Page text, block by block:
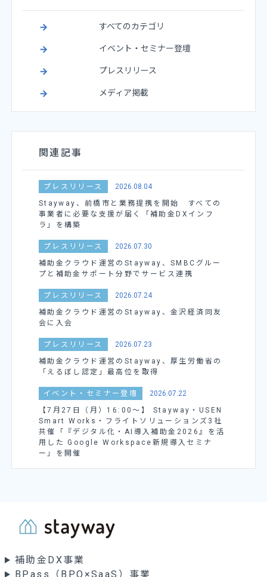
すべてのカテゴリ
イベント・セミナー登壇
プレスリリース
メディア掲載
関連記事
プレスリリース
2026.08.04
Stayway、前橋市と業務提携を開始 すべての
事業者に必要な支援が届く「補助金DXインフ
ラ」を構築
プレスリリース
2026.07.30
補助金クラウド運営のStayway、SMBCグルー
プと補助金サポート分野でサービス連携
プレスリリース
2026.07.24
補助金クラウド運営のStayway、金沢経済同友
会に入会
プレスリリース
2026.07.23
補助金クラウド運営のStayway、厚生労働省の
「えるぼし認定」最高位を取得
イベント・セミナー登壇
2026.07.22
【7月27日（月）16:00～】 Stayway・USEN
Smart Works・フライトソリューションズ3社
共催「『デジタル化・AI導入補助金2026』を活
用した Google Workspace新規導入セミナ
ー」を開催
補助金DX事業
BPass（BPO×SaaS）事業